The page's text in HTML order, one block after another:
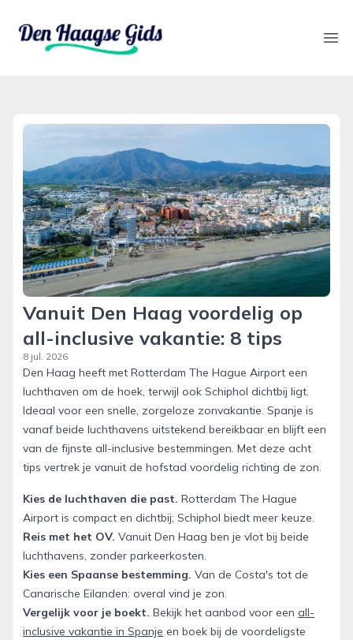
denhaagsegids.nl
Vanuit Den Haag voordelig op
all-inclusive vakantie: 8 tips
8 jul. 2026
Den Haag heeft met Rotterdam The Hague Airport een
luchthaven om de hoek, terwijl ook Schiphol dichtbij ligt.
Ideaal voor een snelle, zorgeloze zonvakantie. Spanje is
vanaf beide luchthavens uitstekend bereikbaar en blijft een
van de fijnste all-inclusive bestemmingen. Met deze acht
tips vertrek je vanuit de hofstad voordelig richting de zon.
Kies de luchthaven die past. Rotterdam The Hague
Airport is compact en dichtbij; Schiphol biedt meer keuze.
Reis met het OV. Vanuit Den Haag ben je vlot bij beide
luchthavens, zonder parkeerkosten.
Kies een Spaanse bestemming. Van de Costa's tot de
Canarische Eilanden: overal vind je zon.
Vergelijk voor je boekt. Bekijk het aanbod voor een all-
inclusive vakantie in Spanje en boek bij de voordeligste